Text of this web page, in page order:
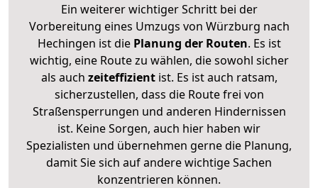
Ein weiterer wichtiger Schritt bei der
Vorbereitung eines Umzugs von Würzburg nach
Hechingen ist diePlanung der Routen. Es ist
wichtig, eine Route zu wählen, die sowohl sicher
als auch zeiteffizientist. Es ist auch ratsam,
sicherzustellen, dass die Route frei von
Straßensperrungen und anderen Hindernissen
ist. Keine Sorgen, auch hier haben wir
Spezialisten und übernehmen gerne die Planung,
damit Sie sich auf andere wichtige Sachen
konzentrieren können.